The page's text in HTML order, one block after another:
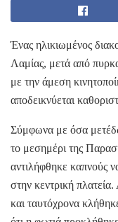
Ένας ηλικιωμένος
Λαμίας, μετά από
με την άμεση
αποδεικνύεται
Σύμφωνα με όσα
το μεσημέρι της
αντιλήφθηκε καπνούς
στην κεντρική
και ταυτόχρονα